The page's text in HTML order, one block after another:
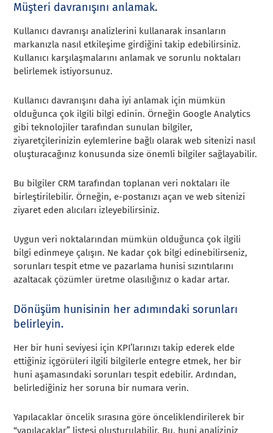
Müşteri davranışını anlamak.
Kullanıcı davranışı analizlerini kullanarak insanların
markanızla nasıl etkileşime girdiğini takip edebilirsiniz.
Kullanıcı karşılaşmalarını anlamak ve sorunlu noktaları
belirlemek istiyorsunuz.
Kullanıcı davranışını daha iyi anlamak için mümkün
olduğunca çok ilgili bilgi edinin. Örneğin Google Analytics
gibi teknolojiler tarafından sunulan bilgiler,
ziyaretçilerinizin eylemlerine bağlı olarak web sitenizi nasıl
oluşturacağınız konusunda size önemli bilgiler sağlayabilir.
Bu bilgiler CRM tarafından toplanan veri noktaları ile
birleştirilebilir. Örneğin, e-postanızı açan ve web sitenizi
ziyaret eden alıcıları izleyebilirsiniz.
Uygun veri noktalarından mümkün olduğunca çok ilgili
bilgi edinmeye çalışın. Ne kadar çok bilgi edinebilirseniz,
sorunları tespit etme ve pazarlama hunisi sızıntılarını
azaltacak çözümler üretme olasılığınız o kadar artar.
Dönüşüm hunisinin her adımındaki sorunları
belirleyin.
Her bir huni seviyesi için KPI’larınızı takip ederek elde
ettiğiniz içgörüleri ilgili bilgilerle entegre etmek, her bir
huni aşamasındaki sorunları tespit edebilir. Ardından,
belirlediğiniz her soruna bir numara verin.
Yapılacaklar öncelik sırasına göre önceliklendirilerek bir